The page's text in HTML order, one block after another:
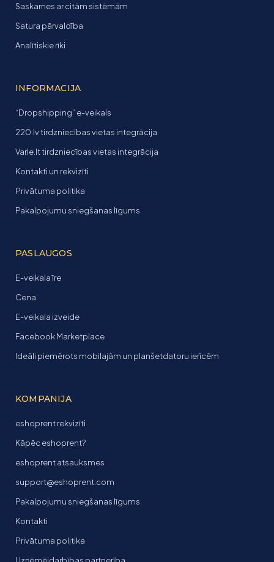
Saskarnes ar citām sistēmām
Satura pārvaldība
Analītiskie rīki
INFORMACIJA
“Dropshipping” e-veikals
220.lv tirdzniecības vietas integrācija
Varle.lt tirdzniecības vietas integrācija
Kontakti un rekvizīti
Privātuma politika
Pakalpojumu sniegšanas līgums
PASLAUGOS
E-veikala īre
Cena
E-veikala izveide
Facebook Marketplace
Ideāli piemērots mobilajām un planšetdatoru ierīcēm
KOMPANIJA
eshoprent rekvizīti
Kāpēc eshoprent?
eshoprent atsauksmes
support@eshoprent.com
Pakalpojumu sniegšanas līgums
Kontakti
Privātuma politika
Uzņēmējdarbības partnerība